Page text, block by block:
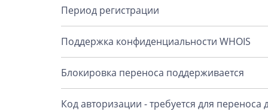
Период регистрации
Поддержка конфиденциальности WHOIS
Блокировка переноса поддерживается
Код авторизации - требуется для переноса